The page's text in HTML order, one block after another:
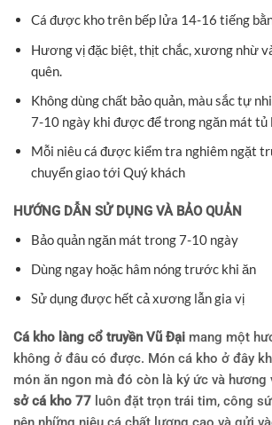
Cá được kho trên bếp lửa 14-16 tiếng
Hương vị đặc biệt, thịt chắc, xương nhừ
quên.
Không dùng chất bảo quản, màu sắc tự
7-10 ngày khi được để trong ngăn mát tủ
Mỗi niêu cá được kiểm tra nghiêm ngặt
chuyển giao tới Quý khách
HƯỚNG DẪN SỬ DỤNG VÀ BẢO QUẢN
Bảo quản ngăn mát trong 7-10 ngày
Dùng ngay hoặc hâm nóng trước khi ăn
Sử dụng được hết cả xương lẫn gia vị
Cá kho làng cổ truyền Vũ Đại mang một
không ở đâu có được. Món cá kho ở đây
món ăn ngon mà đó còn là ký ức và hương
sở cá kho 77 luôn đặt trọn trái tim, công